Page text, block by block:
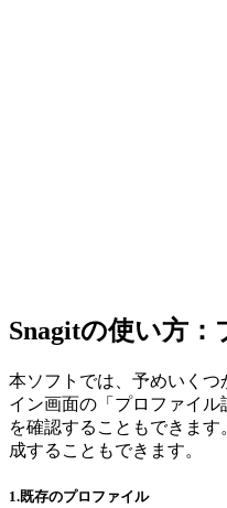
Snagitの使い方
本ソフトでは、予めいくつ
イン画面の「プロファイ
を確認することもできま
成することもできます。
1.既存のプロファイル